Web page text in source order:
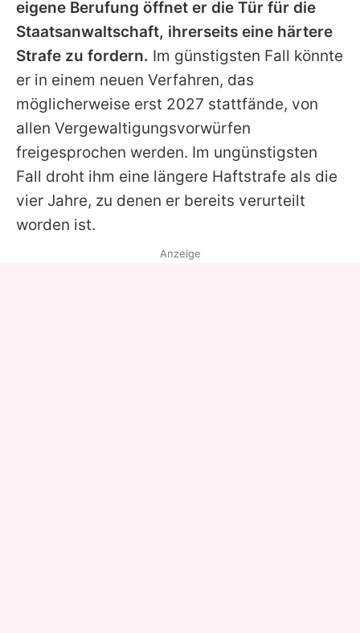
eigene Berufung öffnet er die Tür für die
Staatsanwaltschaft, ihrerseits eine härtere
Strafe zu fordern. Im günstigsten Fall könnte
er in einem neuen Verfahren, das
möglicherweise erst 2027 stattfände, von
allen Vergewaltigungsvorwürfen
freigesprochen werden. Im ungünstigsten
Fall droht ihm eine längere Haftstrafe als die
vier Jahre, zu denen er bereits verurteilt
worden ist.
Anzeige